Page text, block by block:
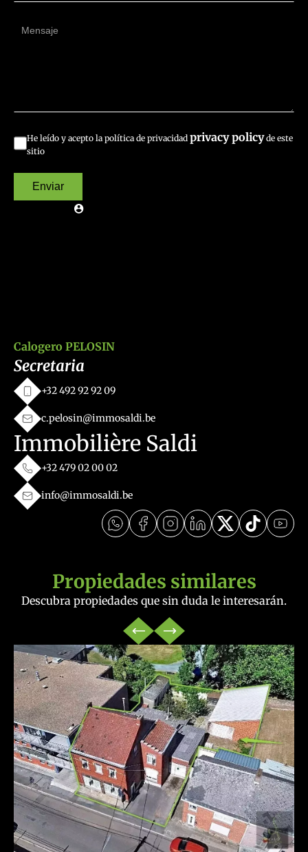
He leído y acepto la política de privacidad privacy policyde este
sitio
Enviar
Calogero PELOSIN
Secretaria
+32 492 92 92 09
c.pelosin@immosaldi.be
Immobilière Saldi
+32 479 02 00 02
info@immosaldi.be
Propiedades similares
Descubra propiedades que sin duda le interesarán.